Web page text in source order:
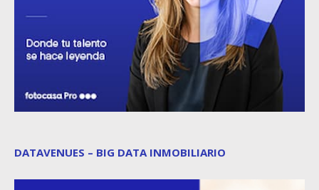
DATAVENUES – BIG DATA INMOBILIARIO